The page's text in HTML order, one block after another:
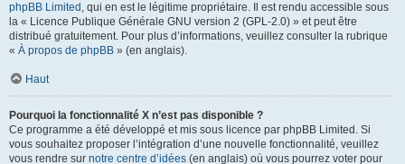
phpBB Limited , qui en est le légitime propriétaire. Il est rendu accessible sous
la « Licence Publique Générale GNU version 2 (GPL-2.0) » et peut être
distribué gratuitement. Pour plus d’informations, veuillez consulter la rubrique
« À propos de phpBB » (en anglais).
Haut
Pourquoi la fonctionnalité X n’est pas disponible ?
Ce programme a été développé et mis sous licence par phpBB Limited. Si
vous souhaitez proposer l’intégration d’une nouvelle fonctionnalité, veuillez
vous rendre sur notre centre d’idées (en anglais) où vous pourrez voter pour